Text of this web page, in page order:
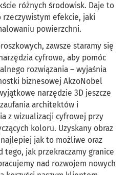
różnych środowisk. Daje to
efekcie, jaki
powierzchni.
zawsze staramy się
cyfrowe, aby pomóc
rozwiązania – wyjaśnia
biznesowej AkzoNobel
narzędzie 3D jeszcze
architektów i
z wizualizacji cyfrowej przy
koloru. Uzyskany obraz
jak to możliwe oraz
tego, jak przekraczamy granice
nad rozwojem nowych